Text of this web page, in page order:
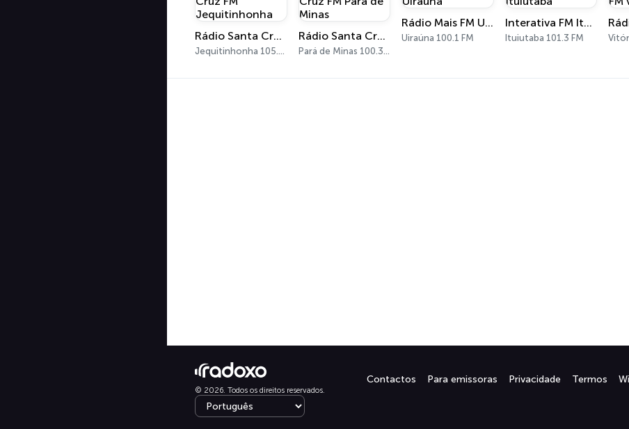
Rádio Santa Cruz FM Jequitinhonha
Jequitinhonha 105.7 FM
Rádio Santa Cruz FM Pará de Minas
Pará de Minas 100.3 FM
Rádio Mais FM Uiraúna
Uiraúna 100.1 FM
Interativa FM Ituiutaba
Ituiutaba 101.3 FM
© 2026. Todos os direitos reservados.
Contactos Para emissoras Privacidade Termos
Select language